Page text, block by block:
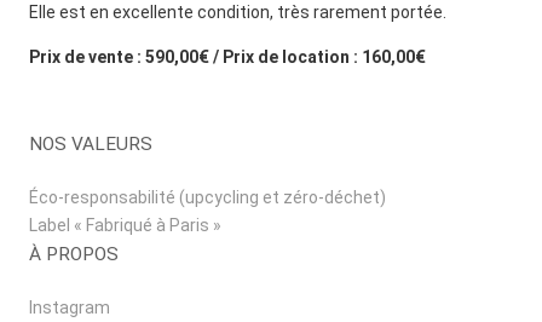
Elle est en excellente condition, très rarement portée.
Prix de vente : 590,00€ / Prix de location : 160,00€
NOS VALEURS
Éco-responsabilité (upcycling et zéro-déchet)
Label « Fabriqué à Paris »
À PROPOS
Instagram